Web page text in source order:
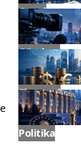
Genel
Gündem
Ekonomi
Politika